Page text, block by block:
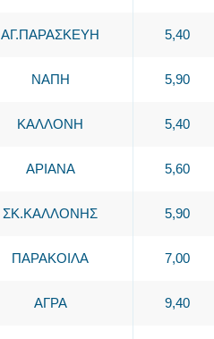
ΑΓ.ΠΑΡΑΣΚΕΥΗ 5,40
ΝΑΠΗ 5,90
ΚΑΛΛΟΝΗ 5,40
ΑΡΙΑΝΑ 5,60
ΣΚ.ΚΑΛΛΟΝΗΣ 5,90
ΠΑΡΑΚΟΙΛΑ 7,00
ΑΓΡΑ 9,40